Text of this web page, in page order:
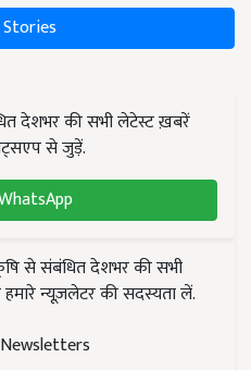
देशभर की सभी लेटेस्ट ख़बरें
से जुड़ें.
से संबंधित देशभर की सभी
न्यूज़लेटर की सदस्यता लें.